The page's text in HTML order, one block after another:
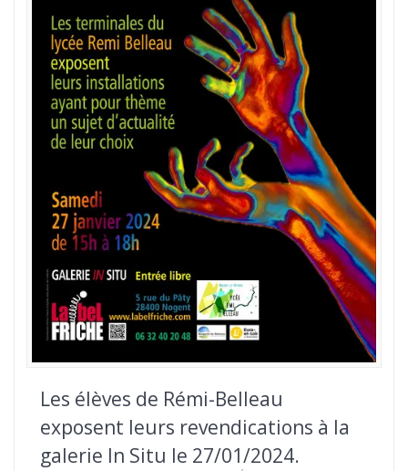
Les élèves de Rémi-Belleau
exposent leurs revendications à la
galerie In Situ le 27/01/2024.